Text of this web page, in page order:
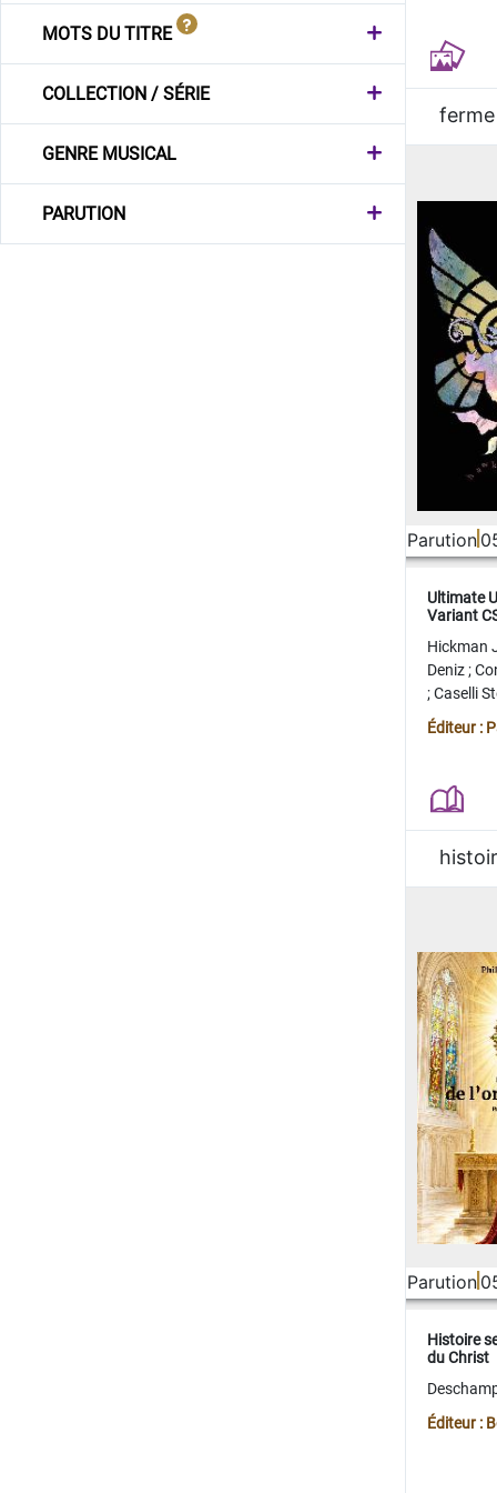
MOTS DU TITRE
COLLECTION / SÉRIE
GENRE MUSICAL
PARUTION
ferme
Parution
Ultimate
Variant
Hickman
Deniz;
;Caselli
Juan
Éditeur :
Parution
Histoire
du Christ
Éditeur :